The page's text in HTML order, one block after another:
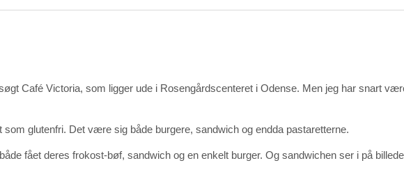
Café Victoria, som ligger ude i Rosengårdscenteret i Odense. Men jeg har snart
glutenfri. Det være sig både burgere, sandwich og endda pastaretterne.
fået deres frokost-bøf, sandwich og en enkelt burger. Og sandwichen ser i på